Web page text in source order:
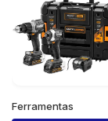
Ferramentas